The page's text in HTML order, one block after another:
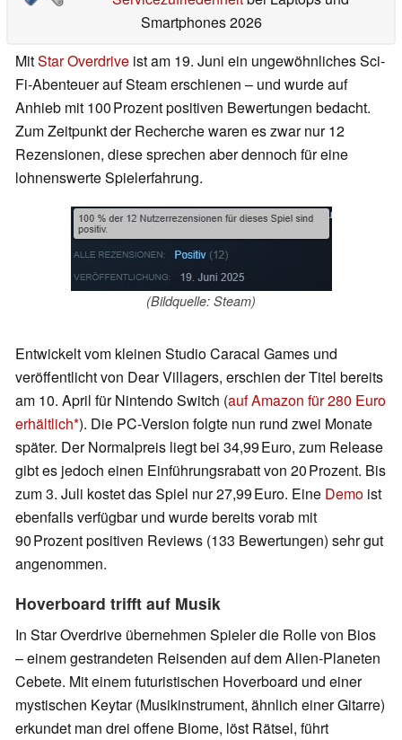
Smartphones 2026
MitStar Overdrive ist am 19. Juni ein ungewöhnliches Sci-
Fi-Abenteuer auf Steam erschienen – und wurde auf
Anhieb mit 100 Prozent positiven Bewertungen bedacht.
Zum Zeitpunkt der Recherche waren es zwar nur 12
Rezensionen, diese sprechen aber dennoch für eine
lohnenswerte Spielerfahrung.
(Bildquelle: Steam)
Entwickelt vom kleinen Studio Caracal Games und
veröffentlicht von Dear Villagers, erschien der Titel bereits
am 10. April für Nintendo Switch (auf Amazon für 280 Euro
erhältlich ). Die PC-Version folgte nun rund zwei Monate
später. Der Normalpreis liegt bei 34,99 Euro, zum Release
gibt es jedoch einen Einführungsrabatt von 20 Prozent. Bis
zum 3. Juli kostet das Spiel nur 27,99 Euro. Eine Demo ist
ebenfalls verfügbar und wurde bereits vorab mit
90 Prozent positiven Reviews (133 Bewertungen) sehr gut
angenommen.
Hoverboard trifft auf Musik
In Star Overdrive übernehmen Spieler die Rolle von Bios
– einem gestrandeten Reisenden auf dem Alien-Planeten
Cebete. Mit einem futuristischen Hoverboard und einer
mystischen Keytar (Musikinstrument, ähnlich einer Gitarre)
erkundet man drei offene Biome, löst Rätsel, führt